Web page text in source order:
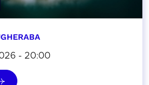
- 20:00